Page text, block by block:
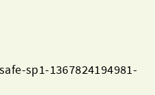
sp1-1367824194981-